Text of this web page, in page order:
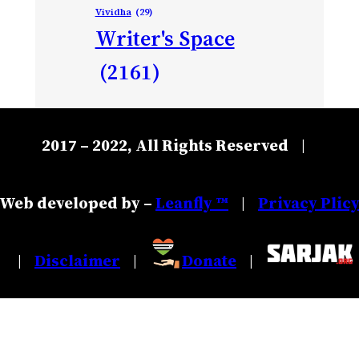
Vividha (29)
Writer's Space
(2161)
2017 – 2022, All Rights Reserved |
Web developed by –Leanfly ™ | Privacy Plicy
| Disclaimer | Donate |